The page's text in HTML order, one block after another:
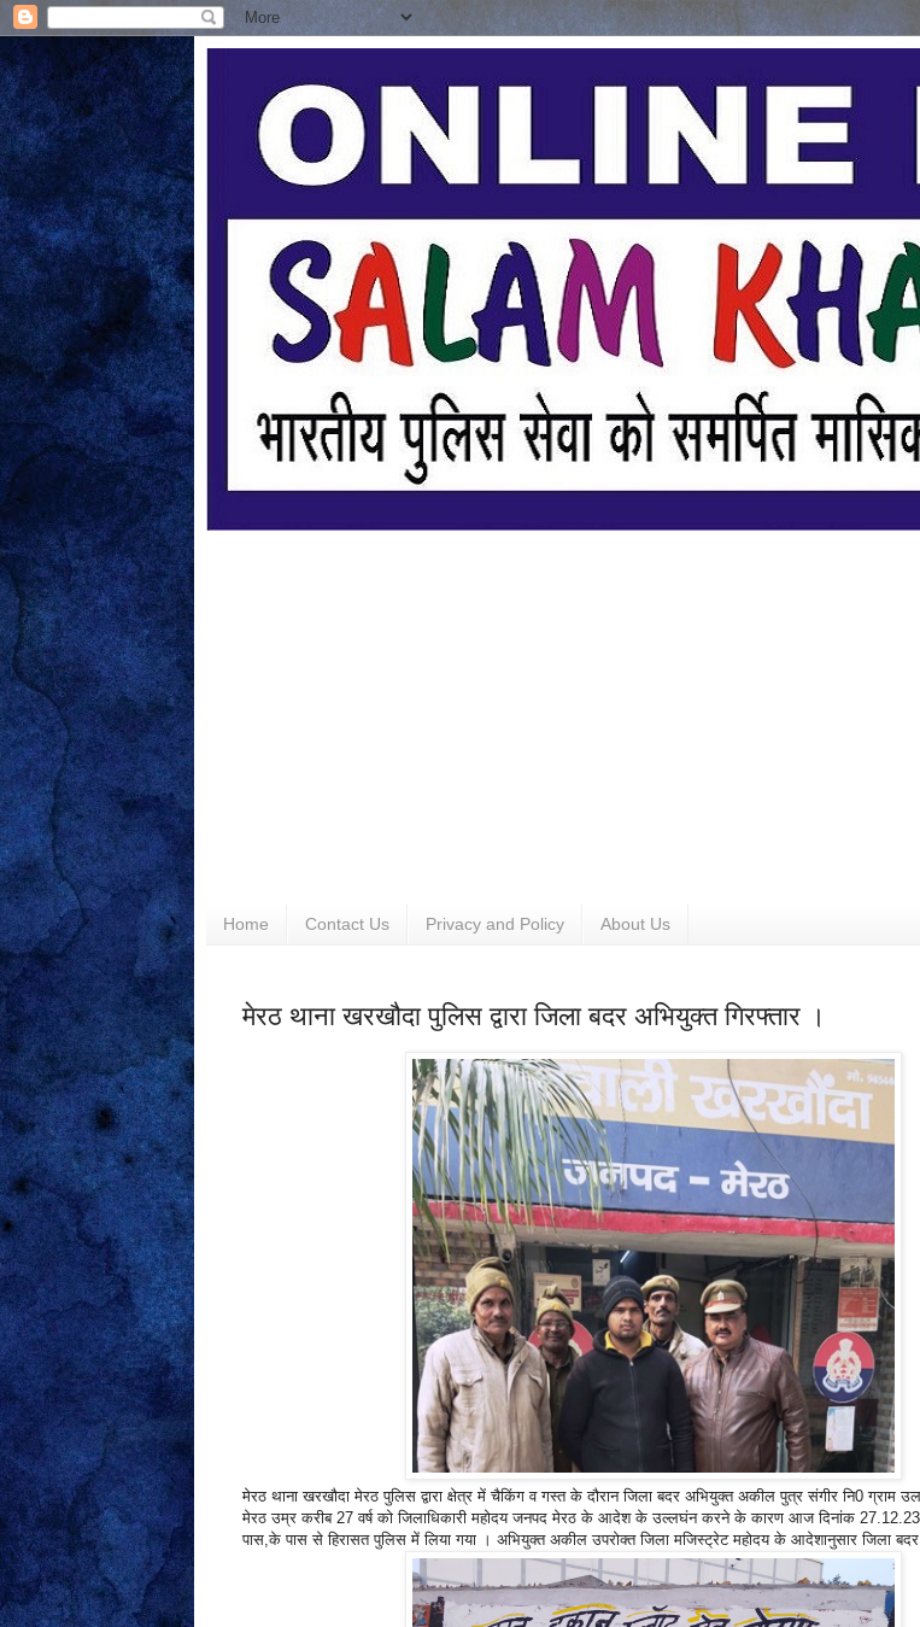
Home Contact Us Privacy and Policy About Us
मेरठ थाना खरखौदा पुलिस द्वारा जिला बदर अभियुक्त गिरफ्तार ।
मेरठ थाना खरखौदा मेरठ पुलिस द्वारा क्षेत्र में चैकिंग व गस्त के दौरान जिला बदर अभियुक्त अकील पुत्र संगीर नि0 ग्राम
मेरठ उम्र करीब 27 वर्ष को जिलाधिकारी महोदय जनपद मेरठ के आदेश के उल्लघंन करने के कारण आज दिनांक 27.12.23
पास,के पास से हिरासत पुलिस में लिया गया । अभियुक्त अकील उपरोक्त जिला मजिस्ट्रेट महोदय के आदेशानुसार जिला